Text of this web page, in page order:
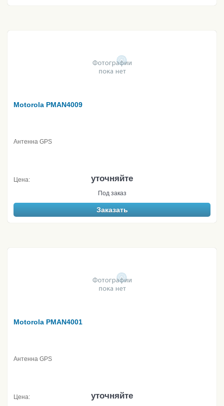
Motorola PMAN4009
Антенна GPS
Цена: уточняйте
Под заказ
Заказать
Motorola PMAN4001
Антенна GPS
Цена: уточняйте